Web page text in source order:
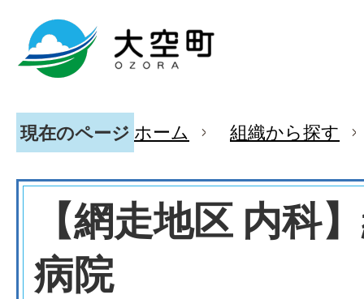
現在のページ ホーム 組織から探す
【網走地区 内科
病院